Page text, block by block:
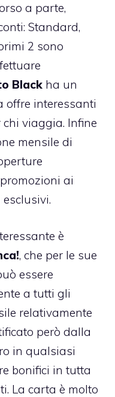
a parte,
Standard,
2 sono
Black ha un
offre interessanti
viaggia. Infine
mensile di
ai
è
, che per le sue
essere
a tutti gli
relativamente
però dalla
in qualsiasi
bonifici in tutta
La carta è molto